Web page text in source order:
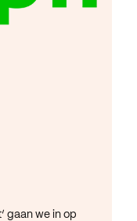
gaan we in op